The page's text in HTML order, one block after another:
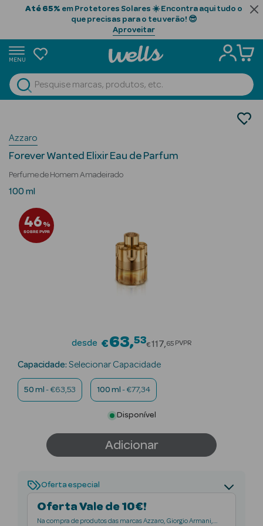
Até 65% em Protetores Solares ☀️ Encontra aqui tudo o
que precisas para o teu verão! 😎
Aproveitar
MENU
Ver Tudo
Beauty Season
Cabelo
Beauty Season
Beauty Season
Cosmética
Beauty Season
Beauty Season
Maquilhagem
Beauty Season
Nutricosmética
Perfumes
Eau de Parfum
Azzaro
Forever Wanted Elixir Eau de Parfum
Perfume de Homem Amadeirado
100 ml
46%
SOBRE PVPR
desde €63 53Price reduced
€117 65 PVPR
Capacidade: Selecionar Capacidade
50 ml - €63,53 100 ml - €77,34
Disponível
Adicionar
Oferta especial
Oferta Vale de 10€!
Na compra de produtos das marcas Azzaro, Giorgio Armani,